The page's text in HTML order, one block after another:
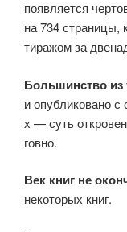
появляется
на 734 страницы,
тиражом за
Большинство из
и опубликовано
х — суть
говно.
Век книг не
некоторых книг.